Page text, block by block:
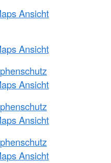
Ansicht
Ansicht
Ansicht
Ansicht
Ansicht